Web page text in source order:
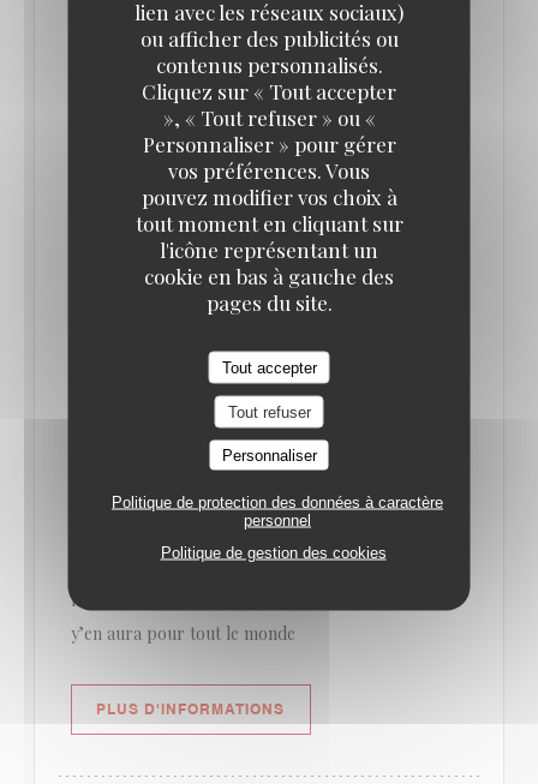
lien avec les réseaux sociaux)
ou afficher des publicités ou
contenus personnalisés.
Cliquez sur « Tout accepter
», « Tout refuser » ou «
Personnaliser » pour gérer
vos préférences. Vous
pouvez modifier vos choix à
tout moment en cliquant sur
l'icône représentant un
cookie en bas à gauche des
pages du site.
Tout accepter
Tout refuser
Personnaliser
Politique de protection des données à caractère
personnel
Politique de gestion des cookies
À TOUTE HEURE - BEAUJOLAIS POUR TOUS
Toute la journée, et la nuit, vous pourrez déguster
nos suggestions
spéciales Beaujolais !
Et toujours à la carte bien-sûr nos spécialités mais
également un menu spécial !
Nous avons invité une belle fanfare pour clôturer
en musique les festivités autour d’un apéro cochon
Au menu: planches cochonnes, fromages
franchouillards pour accompagner le fameux
nectar cru 2022... Faites pas votre tête de cochon,
y’en aura pour tout le monde
PLUS D'INFORMATIONS